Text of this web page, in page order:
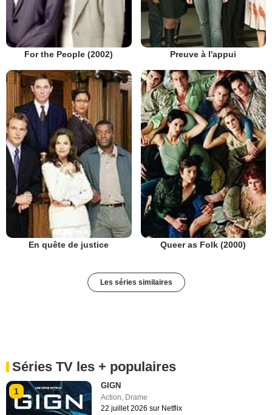
For the People (2002) Preuve à l'appui
En quête de justice Queer as Folk (2000)
Les séries similaires
Séries TV les + populaires
1
GIGN
Action Drame
22 juillet 2026 sur Netflix